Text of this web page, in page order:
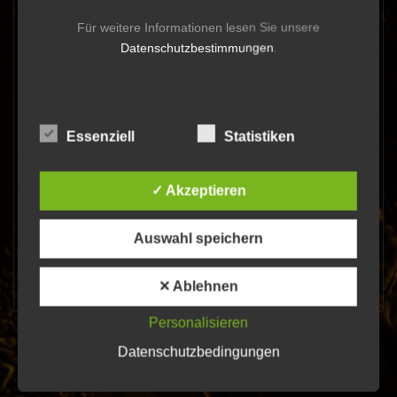
Ihr habt Fragen? Gerne könnt Ihr Euch jederzeit zu unseren
Montag-Freitag 11:00 - 18:00 Uhr
info@ankerstich.net
04642 9248666
Für weitere Informationen lesen Sie unsere
Datenschutzbestimmungen.
Essenziell Statistiken
✓ Akzeptieren
Auswahl speichern
✕ Ablehnen
Personalisieren
Datenschutzbedingungen